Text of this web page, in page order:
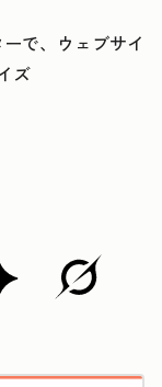
で、ウェブサイ
ズ